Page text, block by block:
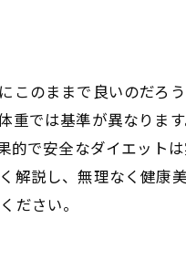
このままで良いのだろ
重では基準が異なりま
で安全なダイエット
解説し、無理なく健康
ださい。